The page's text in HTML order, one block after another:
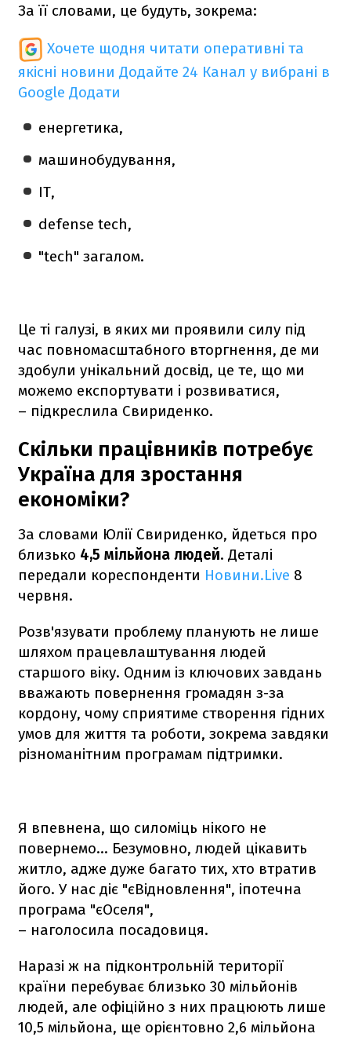
За її словами, це будуть, зокрема:
Хочете щодня читати оперативні та
якісні новини Додайте 24 Канал у вибрані в
Google Додати
енергетика,
машинобудування,
IT,
defense tech,
"tech" загалом.
Це ті галузі, в яких ми проявили силу під
час повномасштабного вторгнення, де ми
здобули унікальний досвід, це те, що ми
можемо експортувати і розвиватися,
– підкреслила Свириденко.
Скільки працівників потребує
Україна для зростання
економіки?
За словами Юлії Свириденко, йдеться про
близько 4,5 мільйона людей. Деталі
передали кореспонденти Новини.Live 8
червня.
Розв'язувати проблему планують не лише
шляхом працевлаштування людей
старшого віку. Одним із ключових завдань
вважають повернення громадян з-за
кордону, чому сприятиме створення гідних
умов для життя та роботи, зокрема завдяки
різноманітним програмам підтримки.
Я впевнена, що силоміць нікого не
повернемо… Безумовно, людей цікавить
житло, адже дуже багато тих, хто втратив
його. У нас діє "єВідновлення", іпотечна
програма "єОселя",
– наголосила посадовиця.
Наразі ж на підконтрольній території
країни перебуває близько 30 мільйонів
людей, але офіційно з них працюють лише
10,5 мільйона, ще орієнтовно 2,6 мільйона